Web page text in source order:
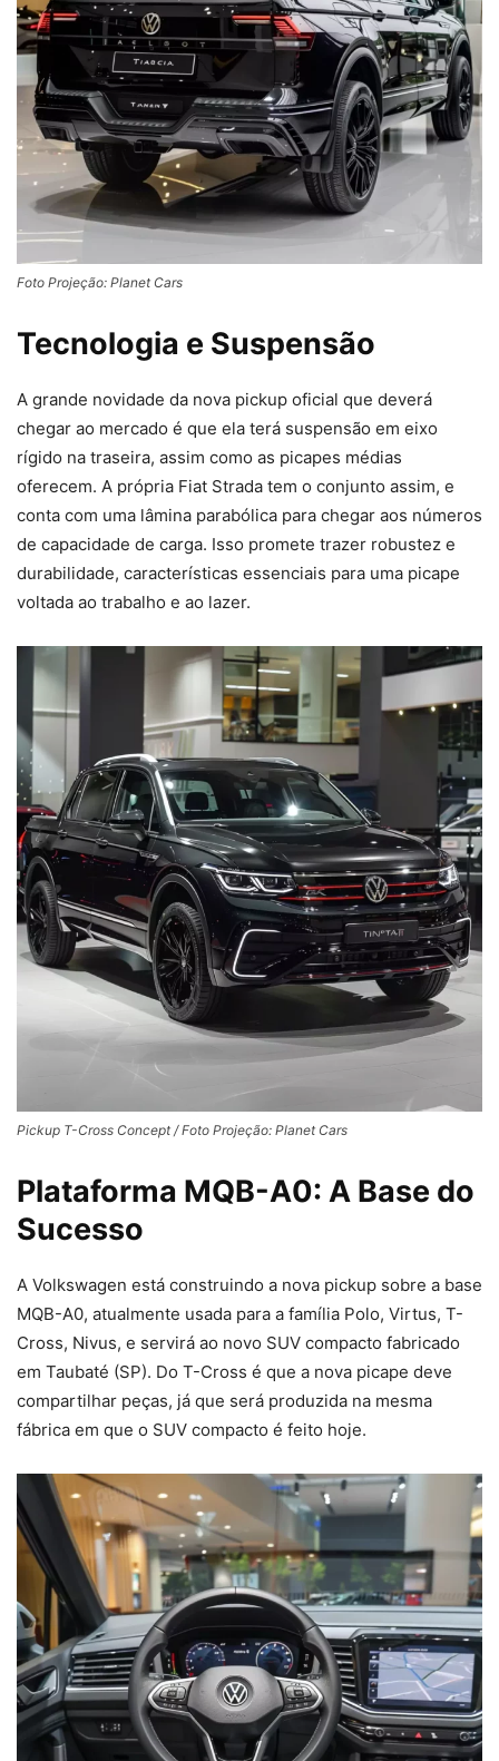
Foto Projeção: Planet Cars
Tecnologia e Suspensão
A grande novidade da nova pickup oficial que deverá
chegar ao mercado é que ela terá suspensão em eixo
rígido na traseira, assim como as picapes médias
oferecem. A própria Fiat Strada tem o conjunto assim, e
conta com uma lâmina parabólica para chegar aos números
de capacidade de carga. Isso promete trazer robustez e
durabilidade, características essenciais para uma picape
voltada ao trabalho e ao lazer.
Pickup T-Cross Concept / Foto Projeção: Planet Cars
Plataforma MQB-A0: A Base do
Sucesso
A Volkswagen está construindo a nova pickup sobre a base
MQB-A0, atualmente usada para a família Polo, Virtus, T-
Cross, Nivus, e servirá ao novo SUV compacto fabricado
em Taubaté (SP). Do T-Cross é que a nova picape deve
compartilhar peças, já que será produzida na mesma
fábrica em que o SUV compacto é feito hoje.